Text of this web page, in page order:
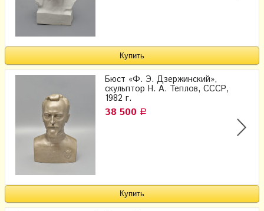
Бюст «Ф. Э. Дзержинский»,
скульптор Н. А. Теплов, СССР,
1982 г.
38 500 Р